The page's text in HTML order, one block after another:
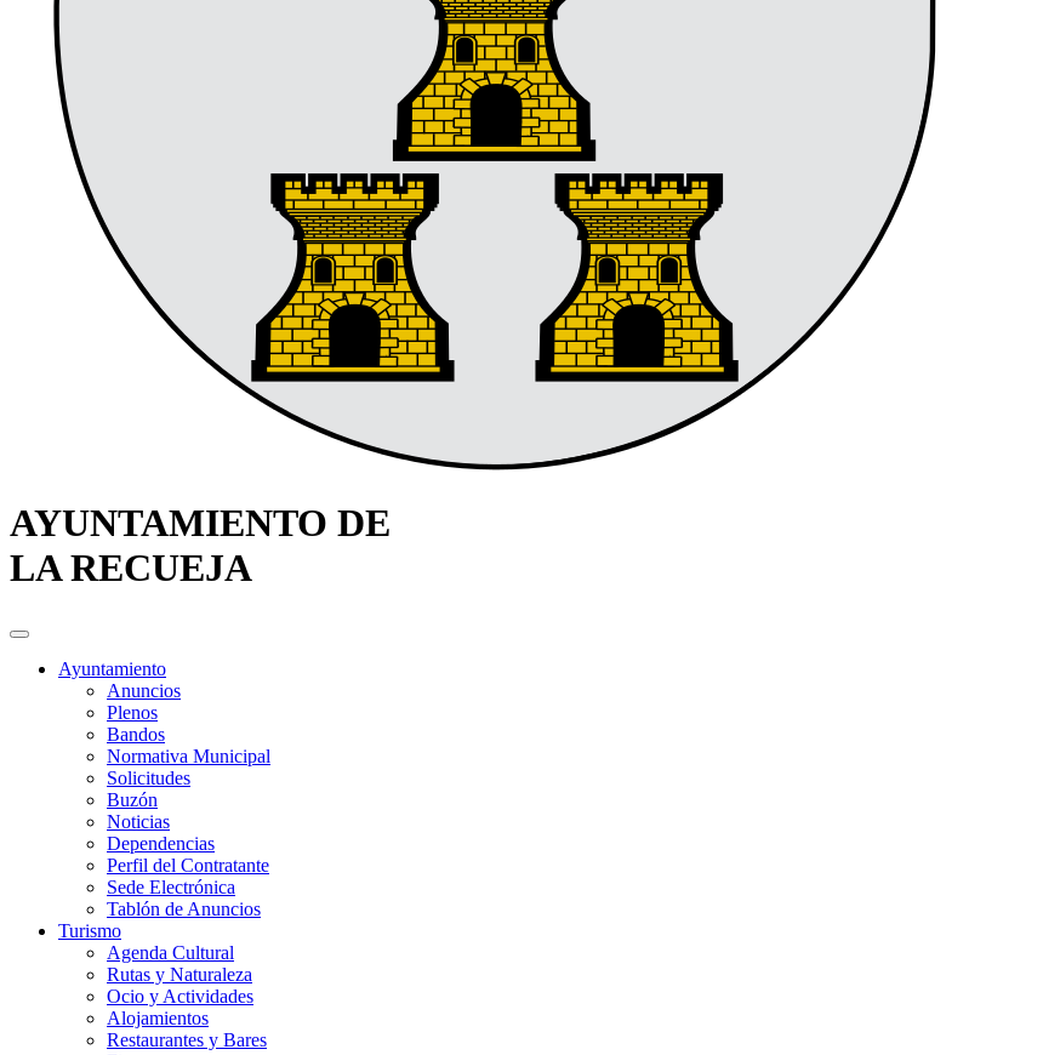
AYUNTAMIENTO DE
LA RECUEJA
Ayuntamiento
Anuncios
Plenos
Bandos
Normativa Municipal
Solicitudes
Buzón
Noticias
Dependencias
Perfil del Contratante
Sede Electrónica
Tablón de Anuncios
Turismo
Agenda Cultural
Rutas y Naturaleza
Ocio y Actividades
Alojamientos
Restaurantes y Bares